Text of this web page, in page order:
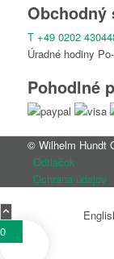
Obchodný
T +49 0202
Úradné hodiny
Pohodlné
© Wilhelm Hundt
Odtlačok
Ochrana údajov
0